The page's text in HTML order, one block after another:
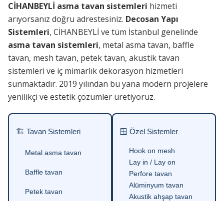
CİHANBEYLİ asma tavan sistemleri hizmeti
arıyorsanız doğru adrestesiniz. Decosan Yapı
Sistemleri, CİHANBEYLİ ve tüm İstanbul genelinde
asma tavan sistemleri, metal asma tavan, baffle
tavan, mesh tavan, petek tavan, akustik tavan
sistemleri ve iç mimarlık dekorasyon hizmetleri
sunmaktadır. 2019 yılından bu yana modern projelere
yenilikçi ve estetik çözümler üretiyoruz.
🏗 Tavan Sistemleri
Metal asma tavan
Baffle tavan
Petek tavan
🪟 Özel Sistemler
Hook on mesh
Lay in / Lay on
Perfore tavan
Alüminyum tavan
Akustik ahşap tavan